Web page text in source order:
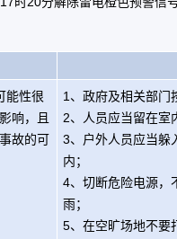
能性很
响，且
故的可
1、政府及相关部门
2、人员应当留在室
3、户外人员应当躲
内；
4、切断危险电源，
雨；
5、在空旷场地不要